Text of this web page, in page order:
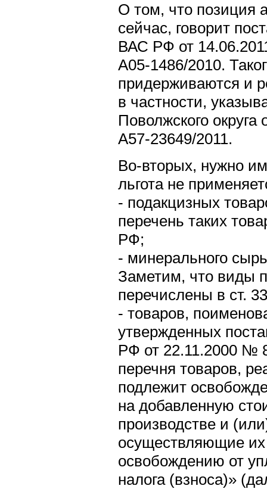
О том, что позиция
сейчас, говорит
ВАС РФ от
А05-1486/2010.
придерживаются и
в частности,
Поволжского
А57-23649/2011.
Во-вторых, нужно
льгота не
- подакцизных
перечень таких
РФ;
- минерального
Заметим, что виды
перечислены в ст.
- товаров,
утвержденных
РФ от 22.11.2000 №
перечня товаров,
подлежит
на добавленную
производстве и
осуществляющие их
освобождению от
налога (взноса)»